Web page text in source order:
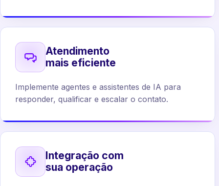
Atendimento
mais eficiente
Implemente agentes e assistentes de IA para
responder, qualificar e escalar o contato.
Integração com
sua operação